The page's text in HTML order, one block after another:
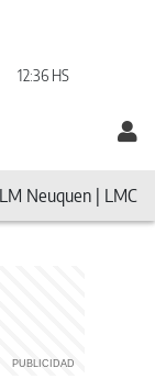
12:36 HS